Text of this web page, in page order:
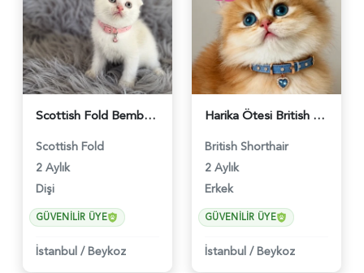
Scottish Fold Bembeyaz Pembe Burun Yavrumuz - 6120
Scottish Fold
2 Aylık
Dişi
GÜVENILIR ÜYE
İstanbul / Beykoz
Harika Ötesi British Longhair Golden Parlayan Yıldız - 6141
British Shorthair
2 Aylık
Erkek
GÜVENILIR ÜYE
İstanbul / Beykoz